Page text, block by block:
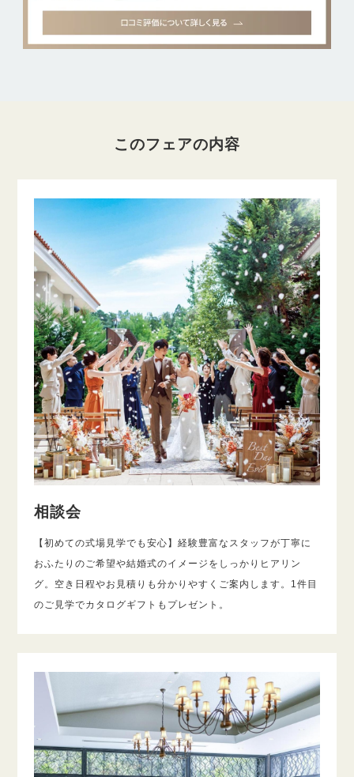
このフェアの内容
相談会
【初めての式場見学でも安心】経験豊富なスタッフが丁寧に
おふたりのご希望や結婚式のイメージをしっかりヒアリン
グ。空き日程やお見積りも分かりやすくご案内します。1件目
のご見学でカタログギフトもプレゼント。